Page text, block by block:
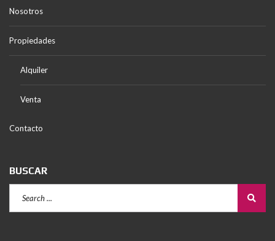
Nosotros
Propiedades
Alquiler
Venta
Contacto
BUSCAR